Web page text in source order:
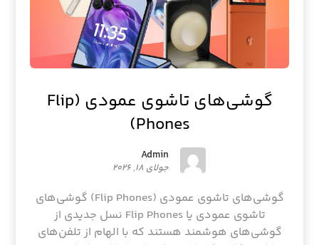
گوشی‌های تاشوی عمودی (Flip
Phones)
Admin
جولای ۱۸, ۲۰۲۶
گوشی‌های تاشوی عمودی (Flip Phones) گوشی‌های
تاشوی عمودی یا Flip Phones نسل جدیدی از
گوشی‌های هوشمند هستند که با الهام از تلفن‌های